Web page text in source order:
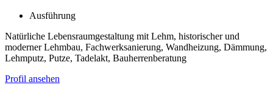
Ausführung
Natürliche Lebensraumgestaltung mit Lehm, historischer und
moderner Lehmbau, Fachwerksanierung, Wandheizung, Dämmung,
Lehmputz, Putze, Tadelakt, Bauherrenberatung
Profil ansehen